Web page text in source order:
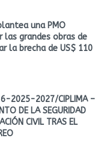
una PMO
las grandes obras de
la brecha de US$ 110
2025-2027/CIPLIMA –
DE LA SEGURIDAD
CIVIL TRAS EL